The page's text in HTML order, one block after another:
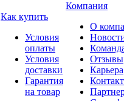
Как купить
Условия
оплаты
Условия
доставки
Гарантия
на товар
Компания
О
Отзывы
Карьера